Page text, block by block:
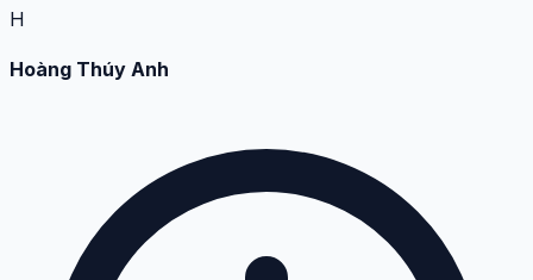
H
Hoàng Thúy Anh